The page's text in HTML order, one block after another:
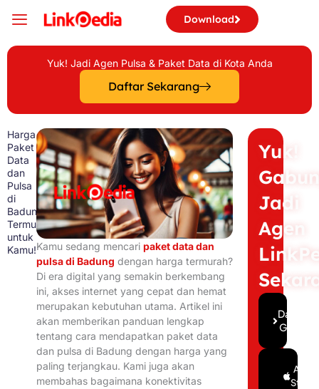
Download
Yuk! Jadi Agen Pulsa & Paket Data di Kota Anda
Daftar Sekarang
Harga
Paket
Data
dan
Pulsa
di
Badung
Termurah
untuk
Kamu!Kamu sedang mencaripaket data dan
pulsa di Badung dengan harga termurah?
Di era digital yang semakin berkembang
ini, akses internet yang cepat dan hemat
merupakan kebutuhan utama. Artikel ini
akan memberikan panduan lengkap
tentang cara mendapatkan paket data
dan pulsa di Badung dengan harga yang
paling terjangkau. Kami juga akan
membahas bagaimana konektivitas
Yuk!
Jadi
Agen
Daftar
Gratis
Google
Play
App
Store